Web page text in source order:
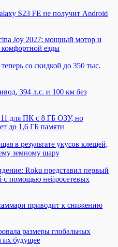
S23 FE не получит Android
Joy 2027: мощный мотор и
комфортной езды
со скидкой до 350 тыс.
394 л.с. и 100 км без
для ПК с 8 ГБ ОЗУ, но
до 1,6 ГБ памяти
в результате укусов клещей,
земному шару
Roku представил первый
с помощью нейросетевых
приводит к снижению
размеры глобальных
их будущее